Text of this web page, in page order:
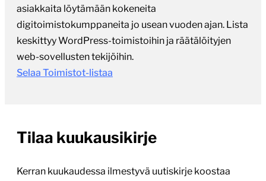
asiakkaita löytämään kokeneita
digitoimistokumppaneita jo usean vuoden ajan. Lista
keskittyy WordPress-toimistoihin ja räätälöityjen
web-sovellusten tekijöihin.
Selaa Toimistot-listaa
Tilaa kuukausikirje
Kerran kuukaudessa ilmestyvä uutiskirje koostaa